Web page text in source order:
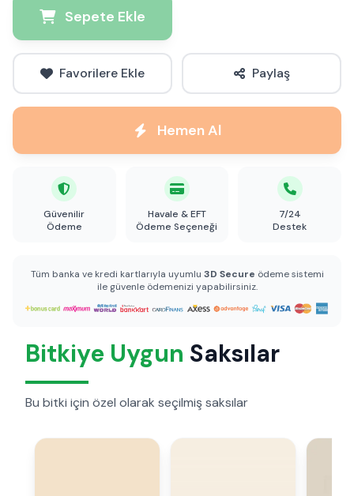
Sepete Ekle
Favorilere Ekle Paylaş
Hemen Al
Güvenilir
Ödeme
Havale & EFT
Ödeme Seçeneği
7/24
Destek
Tüm banka ve kredi kartlarıyla uyumlu 3D Secure ödeme sistemi
ile güvenle ödemenizi yapabilirsiniz.
Bitkiye Uygun Saksılar
Bu bitki için özel olarak seçilmiş saksılar